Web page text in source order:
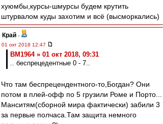
хуюмбы,курсы-шмурсы будем крутить
штурвалом куды захотим и всё (высморкались)
Край -
01 окт 2018 12:47
BM1964 » 01 окт 2018, 09:31
.. беспрецедентные 0 - 7..
Что там беспрецендентного-то,Богдан? Они
потом в плей-офф по 5 грузили Роме и Порто...
Манситям(сборной мира фактически) забили 3
за первые полчаса.Там защита немного